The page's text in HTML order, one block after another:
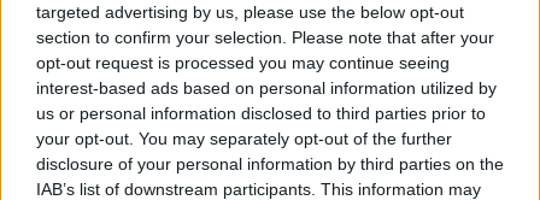
targeted advertising by us, please use the below opt-out
section to confirm your selection. Please note that after your
opt-out request is processed you may continue seeing
interest-based ads based on personal information utilized by
us or personal information disclosed to third parties prior to
your opt-out. You may separately opt-out of the further
disclosure of your personal information by third parties on the
IAB’s list of downstream participants. This information may
Το 2005 συνίδρυσε την Trian Fund Management και
έκτοτε έχει διατελέσει μέλος διοικητικών
συμβουλίων μεγάλων εταιρειών, όπως οι Heinz,
Mondelēz και Wendy’s, ενώ υπηρέτησε ως μη
εκτελεστικός πρόεδρος της Wendy’s από το 2007
έως το 2024.